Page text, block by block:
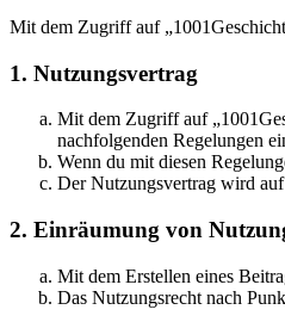
Mit dem Zugriff auf
1. Nutzungsvertrag
Mit dem Zugriff auf
nachfolgenden Regelungen
Wenn du mit diesen
Der Nutzungsvertrag wird
2. Einräumung von
Mit dem Erstellen eines
Das Nutzungsrecht nach